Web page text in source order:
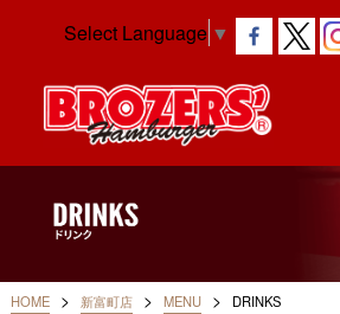
Select Language ▼
HOME > 新富町店 > MENU > DRINKS